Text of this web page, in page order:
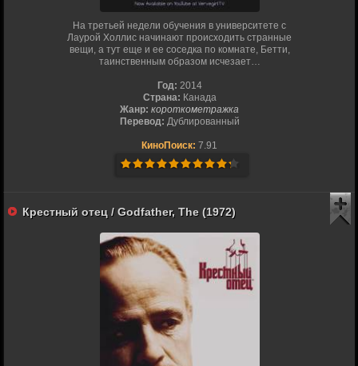
На третьей недели обучения в университете с
Лаурой Холлис начинают происходить странные
вещи, а тут еще и ее соседка по комнате, Бетти,
таинственным образом исчезает…
Год: 2014
Страна: Канада
Жанр: короткометражка
Перевод: Дублированный
КиноПоиск: 7.91
Крестный отец / Godfather, The (1972)